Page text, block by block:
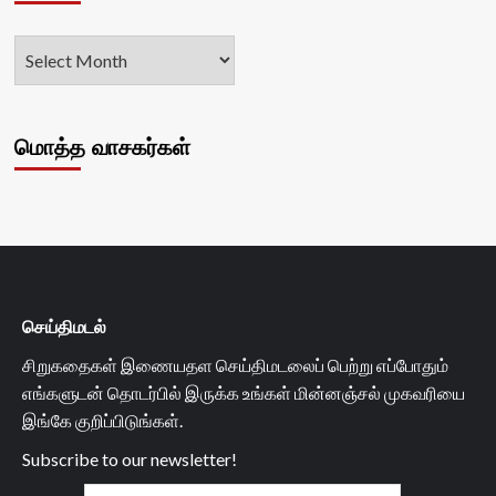
மொத்த வாசகர்கள்
செய்திமடல்
சிறுகதைகள் இணையதள செய்திமடலைப் பெற்று எப்போதும்
எங்களுடன் தொடர்பில் இருக்க உங்கள் மின்னஞ்சல் முகவரியை
இங்கே குறிப்பிடுங்கள்.
Subscribe to our newsletter!